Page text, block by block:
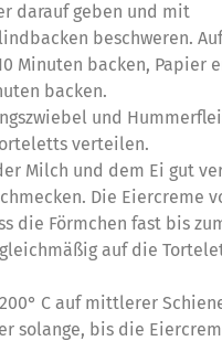
darauf geben und mit
beschweren. Auf
Minuten backen, Papier
backen.
und
verteilen.
Milch und dem Ei gut
Die Eiercreme
die Förmchen fast bis
auf die
C auf mittlerer
solange, bis die